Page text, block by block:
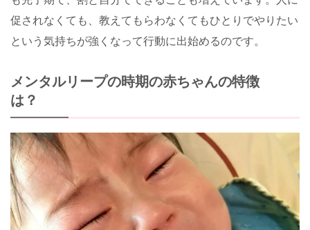
促されなくても、教えてもらわなくてもひとりでやりたい
という気持ちが強くなって行動に出始めるのです。
メンタルリープの時期の赤ちゃんの特徴
は？